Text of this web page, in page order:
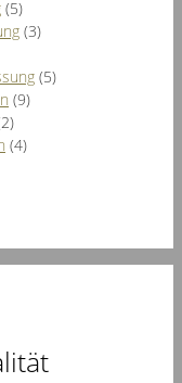
(5)
(3)
(5)
(9)
(4)